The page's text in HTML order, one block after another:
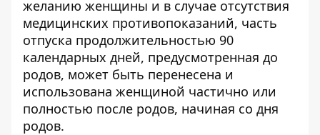
желанию женщины и в случае отсутствия
медицинских противопоказаний, часть
отпуска продолжительностью 90
календарных дней, предусмотренная до
родов, может быть перенесена и
использована женщиной частично или
полностью после родов, начиная со дня
родов.